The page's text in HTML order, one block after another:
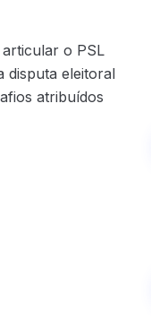
o PSL
disputa eleitoral
atribuídos